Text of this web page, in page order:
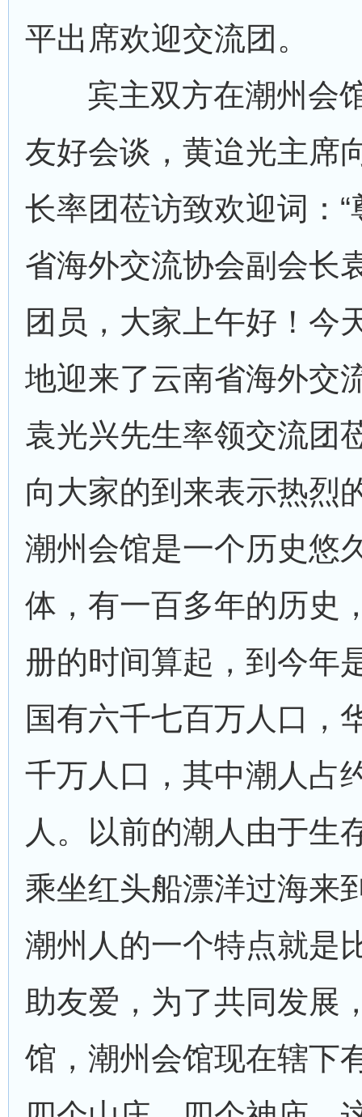
平出席欢迎交流团。
宾主双方在潮州会
友好会谈，黄迨光主席
长率团莅访致欢迎词：
省海外交流协会副会长
团员，大家上午好！今
地迎来了云南省海外交
袁光兴先生率领交流团
向大家的到来表示热烈
潮州会馆是一个历史悠
体，有一百多年的历史
册的时间算起，到今年
国有六千七百万人口，
千万人口，其中潮人占
人。以前的潮人由于生
乘坐红头船漂洋过海来
潮州人的一个特点就是
助友爱，为了共同发展
馆，潮州会馆现在辖下